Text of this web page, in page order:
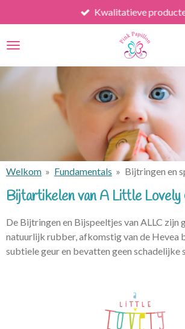
direct
naar
hoofdinhoud
Kwalitatieve
Welkom » Fundamentals » Bijtringen en
Bijtartikelen van A Little Lovely
De Bijtringen en Bijspeeltjes van ALLC zijn
natuurlijk rubber, afkomstig van de Hevea
subtiele geur en bevatten geen schadelijke